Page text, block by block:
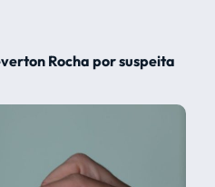
Rocha por suspeita